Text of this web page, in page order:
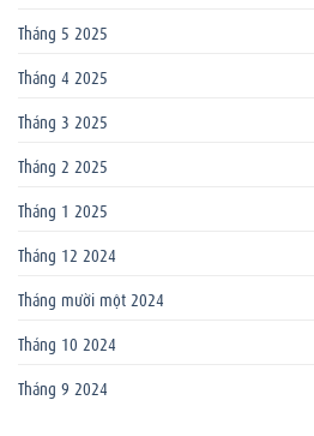
Tháng 5 2025
Tháng 4 2025
Tháng 3 2025
Tháng 2 2025
Tháng 1 2025
Tháng 12 2024
Tháng mười một 2024
Tháng 10 2024
Tháng 9 2024